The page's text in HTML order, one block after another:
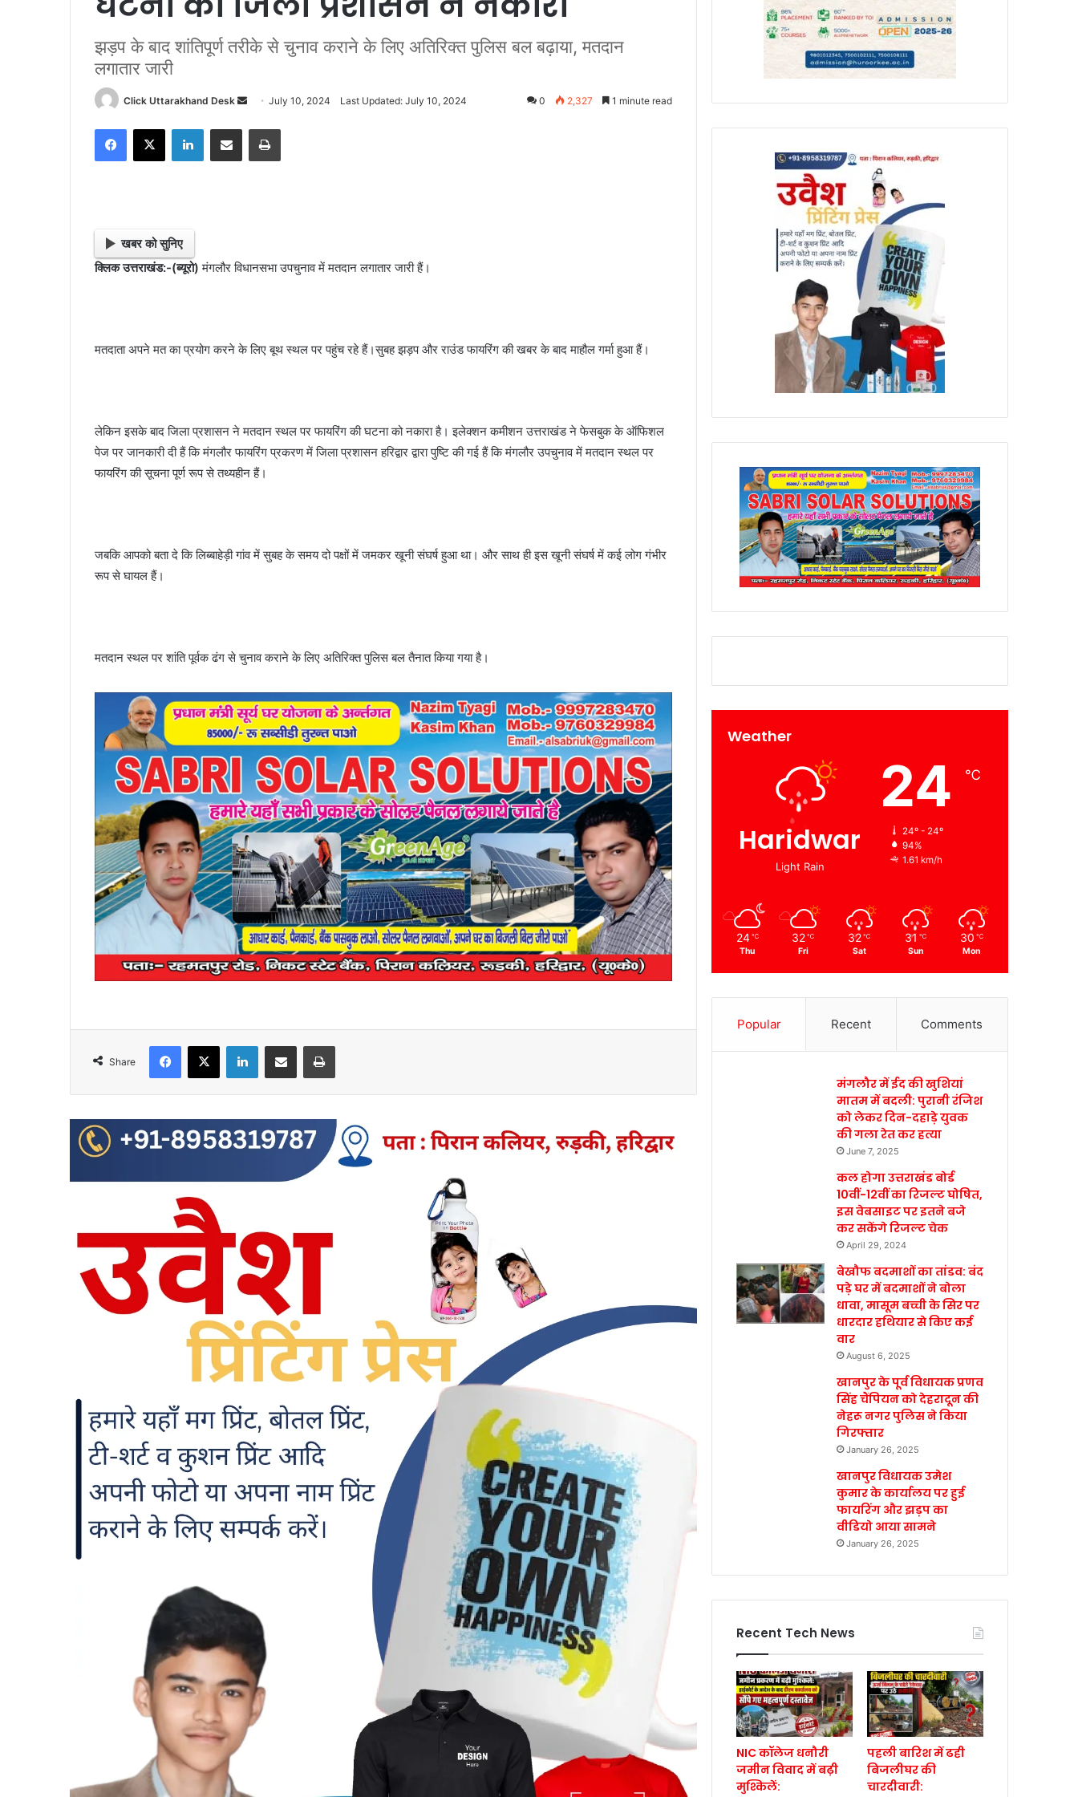
झड़प के बाद शांतिपूर्ण तरीके से चुनाव कराने के लिए अतिरिक्त पुलिस बल बढ़ाया, मतदान
लगातार जारी
Click Uttarakhand Desk
d
i
July 10, 2024 Last Updated: July 10, 2024 0 2,327 1 minute read
खबर को सुनिए
क्लिक उत्तराखंड:-(ब्यूरो) मंगलौर विधानसभा उपचुनाव में मतदान लगातार जारी हैं।
मतदाता अपने मत का प्रयोग करने के लिए बूथ स्थल पर पहुंच रहे हैं।सुबह झड़प और राउंड फायरिंग की खबर के बाद माहौल गर्मा हुआ हैं।
लेकिन इसके बाद जिला प्रशासन ने मतदान स्थल पर फायरिंग की घटना को नकारा है। इलेक्शन कमीशन उत्तराखंड ने फेसबुक के ऑफिशल
पेज पर जानकारी दी हैं कि मंगलौर फायरिंग प्रकरण में जिला प्रशासन हरिद्वार द्वारा पुष्टि की गई हैं कि मंगलौर उपचुनाव में मतदान स्थल पर
फायरिंग की सूचना पूर्ण रूप से तथ्यहीन हैं।
जबकि आपको बता दे कि लिब्बाहेड़ी गांव में सुबह के समय दो पक्षों में जमकर खूनी संघर्ष हुआ था। और साथ ही इस खूनी संघर्ष में कई लोग गंभीर
रूप से घायल हैं।
मतदान स्थल पर शांति पूर्वक ढंग से चुनाव कराने के लिए अतिरिक्त पुलिस बल तैनात किया गया है।
Share
Weather
Haridwar
Light Rain
24 ℃
24º - 24º
94%
1.61 km/h
24 ℃
Thu
32 ℃
Fri
32 ℃
Sat
31 ℃
Sun
30 ℃
Mon
Popular Recent Comments
मंगलौर में ईद की खुशियां
मातम में बदली: पुरानी रंजिश
को लेकर दिन-दहाड़े युवक
की गला रेत कर हत्या
June 7, 2025
कल होगा उत्तराखंड बोर्ड
10वीं-12वीं का रिजल्ट घोषित,
इस वेबसाइट पर इतने बजे
कर सकेंगे रिजल्ट चेक
April 29, 2024
बेखौफ बदमाशों का तांडव: बंद
पड़े घर में बदमाशों ने बोला
धावा, मासूम बच्ची के सिर पर
धारदार हथियार से किए कई
वार
August 6, 2025
खानपुर के पूर्व विधायक प्रणव
सिंह चैंपियन को देहरादून की
नेहरू नगर पुलिस ने किया
गिरफ्तार
January 26, 2025
खानपुर विधायक उमेश
कुमार के कार्यालय पर हुई
फायरिंग और झड़प का
वीडियो आया सामने
January 26, 2025
Recent Tech News
NIC कॉलेज धनौरी
जमीन विवाद में बढ़ी
मुश्किलें:
पहली बारिश में ढही
बिजलीघर की
चारदीवारी: